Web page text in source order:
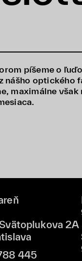
píšeme o
nášho optického
maximálne však
2A
445